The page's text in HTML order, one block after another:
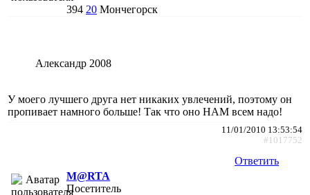
394 20 Мончегорск
Александр 2008
У моего лучшего друга нет никаких увлечений, поэтому он
пропивает намного больше! Так что оно НАМ всем надо!
11/01/2010 13:53:54
#1017752
Ответить
M@RTA
Посетитель